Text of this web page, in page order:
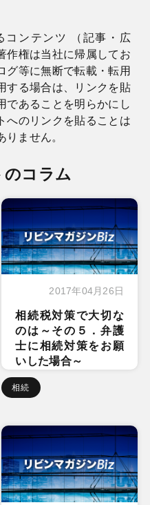
コンテンツ （記事・広
作権は当社に帰属してお
グ等に無断で転載・転用
する場合は、リンクを貼
であることを明らかにし
へのリンクを貼ることは
りません。
コラム
2017年04月26日
相続税対策で大切な
のは～その５．弁護
士に相続対策をお願
いした場合～
相続